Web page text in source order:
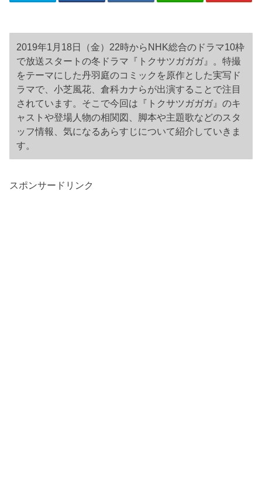
2019年1月18日（金）22時からNHK総合のドラマ10枠
で放送スタートの冬ドラマ『トクサツガガガ』。特撮
をテーマにした丹羽庭のコミックを原作とした実写ド
ラマで、小芝風花、倉科カナらが出演することで注目
されています。そこで今回は『トクサツガガガ』のキ
ャストや登場人物の相関図、脚本や主題歌などのスタ
ッフ情報、気になるあらすじについて紹介していきま
す。
スポンサードリンク